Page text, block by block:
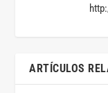
ARTÍCULOS